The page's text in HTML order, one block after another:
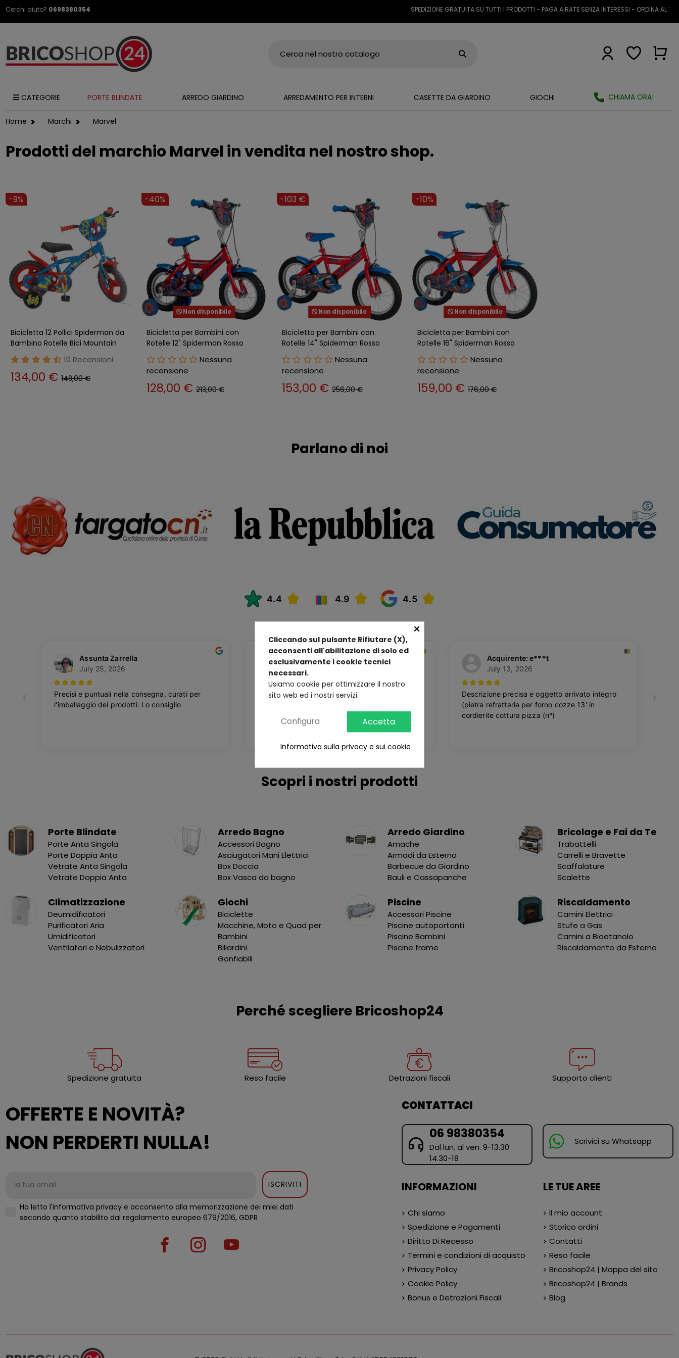
Cerchi aiuto? 0698380354 SPEDIZIONE GRATUITA SU TUTTI I PRODOTTI - PAGA A RATE SENZA INTERESSI - ORDINA AL
CATEGORIE PORTE BLINDATE ARREDO GIARDINO ARREDAMENTO PER INTERNI CASETTE DA GIARDINO GIOCHI CHIAMA ORA!
Home Marchi Marvel
Prodotti del marchio Marvel in vendita nel nostro shop.
-9%
Bicicletta 12 Pollici Spiderman da
Bambino Rotelle Bici Mountain
Bike per Bimbo
10 Recensioni
134,00 €148,00 €
-40%
Non disponibile
Bicicletta per Bambini con
Rotelle 12" Spiderman Rosso
Freni Caliper
Nessuna
recensione
128,00 €213,00 €
-103 €
Non disponibile
Bicicletta per Bambini con
Rotelle 14" Spiderman Rosso
Freni Caliper
Nessuna
recensione
153,00 € 256,00 €
-10%
Non disponibile
Bicicletta per Bambini con
Rotelle 16" Spiderman Rosso
Freni Caliper
Nessuna
recensione
159,00 €176,00 €
Parlano di noi
Scopri i nostri prodotti
Porte Blindate
Porte Anta Singola
Porte Doppia Anta
Vetrate Anta Singola
Vetrate Doppia Anta
Arredo Bagno
Accessori Bagno
Asciugatori Mani Elettrici
Box Doccia
Box Vasca da bagno
Arredo Giardino
Amache
Armadi da Esterno
Barbecue da Giardino
Bauli e Cassapanche
Bricolage e Fai da Te
Trabattelli
Carrelli e Bravette
Scaffalature
Scalette
Climatizzazione
Deumidificatori
Purificatori Aria
Umidificatori
Ventilatori e Nebulizzatori
Giochi
Biciclette
Macchine, Moto e Quad per
Bambini
Biliardini
Gonfiabili
Piscine
Accessori Piscine
Piscine autoportanti
Piscine Bambini
Piscine frame
Riscaldamento
Camini Elettrici
Stufe a Gas
Camini a Bioetanolo
Riscaldamento da Esterno
Perché scegliere Bricoshop24
Spedizione gratuita Reso facile Detrazioni fiscali Supporto clienti
OFFERTE E NOVITÀ?
NON PERDERTI NULLA!
ISCRIVITI
Ho letto l'informativa privacy e acconsento alla memorizzazione dei miei dati
secondo quanto stabilito dal regolamento europeo 679/2016, GDPR
CONTATTACI
06 98380354
Dal lun. al ven. 9-13.30
14.30-18
Scrivici su Whatsapp
INFORMAZIONI
Chi siamo
Spedizione e Pagamenti
Diritto Di Recesso
Termini e condizioni di acquisto
Privacy Policy
Cookie Policy
Bonus e Detrazioni Fiscali
LE TUE AREE
Il mio account
Storico ordini
Contatti
Reso facile
Bricoshop24 | Mappa del sito
Bricoshop24 | Brands
Blog
×
Cliccando sul pulsante Rifiutare (X),
acconsenti all'abilitazione di solo ed
esclusivamente i cookie tecnici
necessari.
Usiamo cookie per ottimizzare il nostro
sito web ed i nostri servizi.
Configura Accetta
Informativa sulla privacy e sui cookie